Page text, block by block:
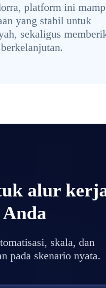
platform ini
yang stabil untuk
sekaligus
alur
skala, dan
pada skenario nyata.